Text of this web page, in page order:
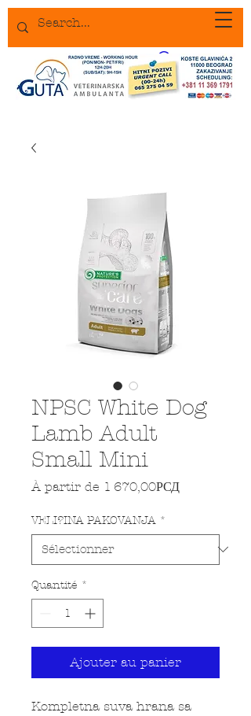
NPSC White Dog
Lamb Adult
Small Mini
À partir de 1 670,00РСДPrix
VELI?INA PAKOVANJA *
Quantité *
Ajouter au panier
Kompletna suva hrana sa